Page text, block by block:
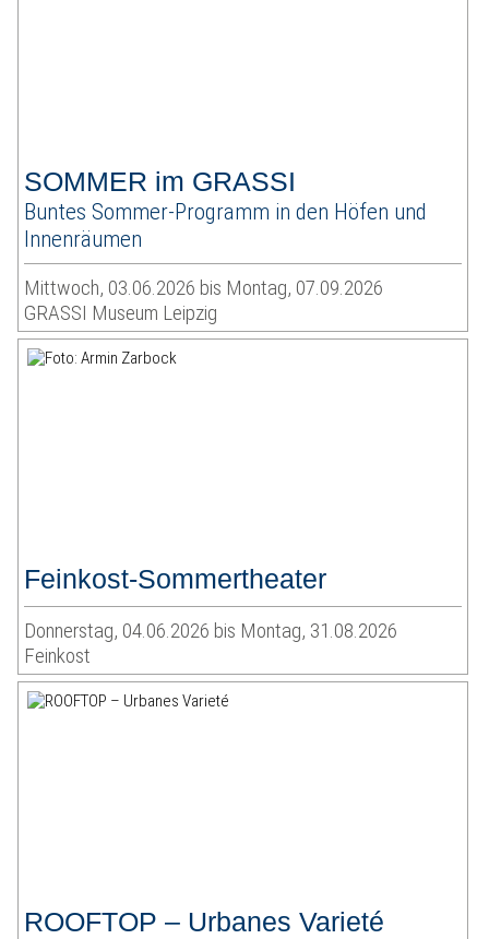
SOMMER im GRASSI
Buntes Sommer-Programm in den Höfen und
Innenräumen
Mittwoch, 03.06.2026 bis Montag, 07.09.2026
GRASSI Museum Leipzig
Feinkost-Sommertheater
Donnerstag, 04.06.2026 bis Montag, 31.08.2026
Feinkost
ROOFTOP – Urbanes Varieté